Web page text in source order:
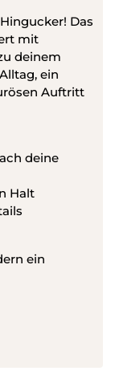
Das
mit
deinem
ein
Auftritt
deine
Halt
ein